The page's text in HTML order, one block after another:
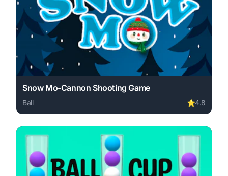
Snow Mo-Cannon Shooting Game
Ball ⭐4.8
Play Snow Mo-Cannon Shooting Game online free.